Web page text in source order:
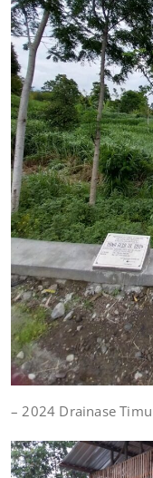
– 2024 Drainase